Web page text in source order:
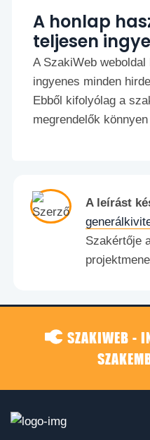
A honlap
teljesen
A SzakiWeb
ingyenes minden
Ebből kifolyólag a
megrendelők
A leírást
Szakértője
SZAKIWEB -